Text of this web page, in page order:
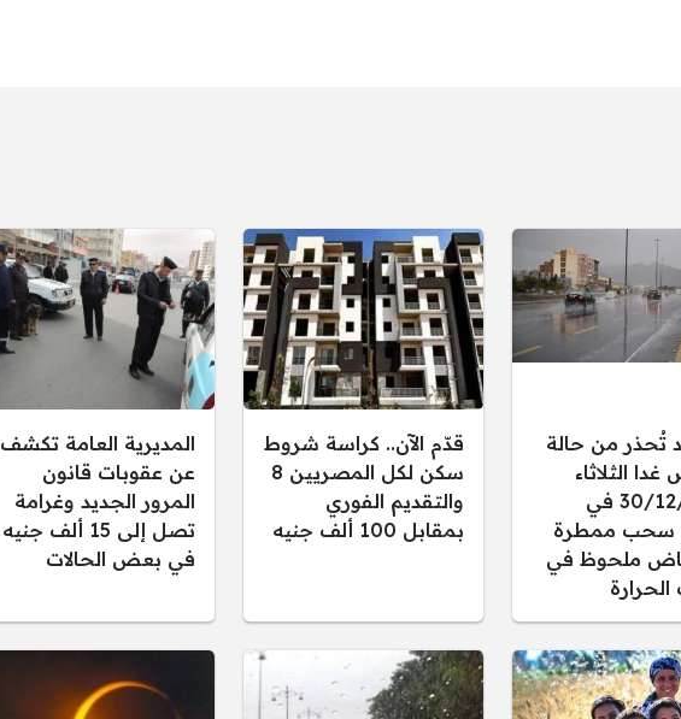
تُحذر من حالة
الثلاثاء
30/12/2025 في
سحب ممطرة
ملحوظ في
قدّم الآن.. كراسة شروط
سكن لكل المصريين 8
والتقديم الفوري
بمقابل 100 ألف جنيه
المديرية العامة تكشف
عن عقوبات قانون
المرور الجديد وغرامة
تصل إلى 15 ألف جنيه
في بعض الحالات